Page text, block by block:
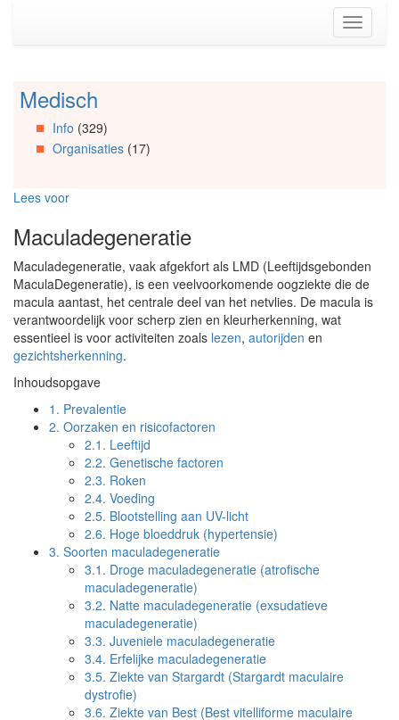
(Accesskey
Toggle
Spring
Artikels
Spring
Spring
Organisaties
Spring
naar
Social
media
Medisch
Info (329)
Organisaties(17)
Lees voor
Maculadegeneratie
Maculadegeneratie, vaak afgekfort als LMD (Leeftijdsgebonden
MaculaDegeneratie), is een veelvoorkomende oogziekte die de
macula aantast, het centrale deel van het netvlies. De macula is
verantwoordelijk voor scherp zien en kleurherkenning, wat
essentieel is voor activiteiten zoals lezen, autorijden en
gezichtsherkenning.
Inhoudsopgave
1. Prevalentie
2. Oorzaken en risicofactoren
2.1. Leeftijd
2.2. Genetische factoren
2.3. Roken
2.4. Voeding
2.5. Blootstelling aan UV-licht
2.6. Hoge bloeddruk (hypertensie)
3. Soorten maculadegeneratie
3.1. Droge maculadegeneratie (atrofische
maculadegeneratie)
3.2. Natte maculadegeneratie (exsudatieve
maculadegeneratie)
3.3. Juveniele maculadegeneratie
3.4. Erfelijke maculadegeneratie
3.5. Ziekte van Stargardt (Stargardt maculaire
dystrofie)
3.6. Ziekte van Best (Best vitelliforme maculaire